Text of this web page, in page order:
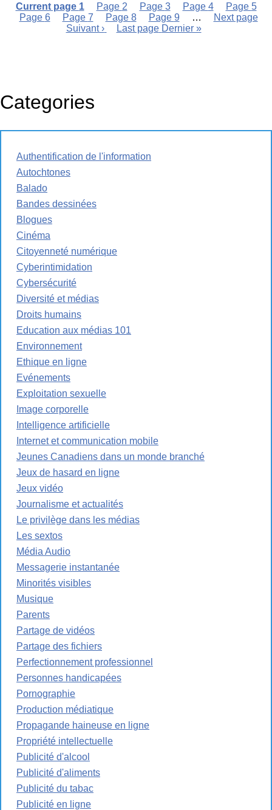
Current page 1 Page 2 Page 3 Page 4 Page 5
Page 6 Page 7 Page 8 Page 9 …
Next page
Suivant ›
Last page Dernier »
Categories
Authentification de l'information
Autochtones
Balado
Bandes dessinées
Blogues
Cinéma
Citoyenneté numérique
Cyberintimidation
Cybersécurité
Diversité et médias
Droits humains
Education aux médias 101
Environnement
Ethique en ligne
Evénements
Exploitation sexuelle
Image corporelle
Intelligence artificielle
Internet et communication mobile
Jeunes Canadiens dans un monde branché
Jeux de hasard en ligne
Jeux vidéo
Journalisme et actualités
Le privilège dans les médias
Les sextos
Média Audio
Messagerie instantanée
Minorités visibles
Musique
Parents
Partage de vidéos
Partage des fichiers
Perfectionnement professionnel
Personnes handicapées
Pornographie
Production médiatique
Propagande haineuse en ligne
Propriété intellectuelle
Publicité d'alcool
Publicité d'aliments
Publicité du tabac
Publicité en ligne